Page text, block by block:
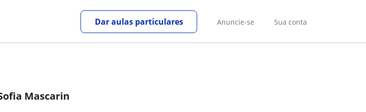
Anuncie-se Sua conta
Dar aulas particulares
Mascarin